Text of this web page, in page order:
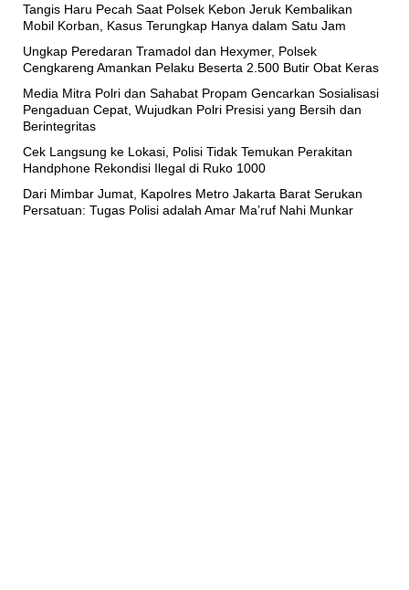
Tangis Haru Pecah Saat Polsek Kebon Jeruk Kembalikan
Mobil Korban, Kasus Terungkap Hanya dalam Satu Jam
Ungkap Peredaran Tramadol dan Hexymer, Polsek
Cengkareng Amankan Pelaku Beserta 2.500 Butir Obat Keras
Media Mitra Polri dan Sahabat Propam Gencarkan Sosialisasi
Pengaduan Cepat, Wujudkan Polri Presisi yang Bersih dan
Berintegritas
Cek Langsung ke Lokasi, Polisi Tidak Temukan Perakitan
Handphone Rekondisi Ilegal di Ruko 1000
Dari Mimbar Jumat, Kapolres Metro Jakarta Barat Serukan
Persatuan: Tugas Polisi adalah Amar Ma’ruf Nahi Munkar